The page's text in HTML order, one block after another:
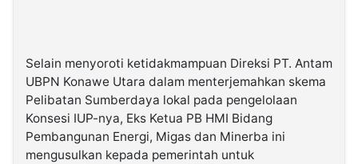
Selain menyoroti ketidakmampuan Direksi PT. Antam
UBPN Konawe Utara dalam menterjemahkan skema
Pelibatan Sumberdaya lokal pada pengelolaan
Konsesi IUP-nya, Eks Ketua PB HMI Bidang
Pembangunan Energi, Migas dan Minerba ini
mengusulkan kepada pemerintah untuk